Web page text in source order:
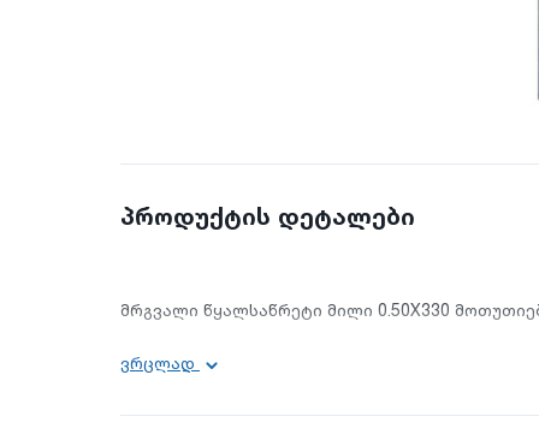
პროდუქტის დეტალები
მრგვალი წყალსაწრეტი მილი 0.50X330
სისქე: 0.50 მმ
სიგრძე: 2000 მმ
ვრცლად